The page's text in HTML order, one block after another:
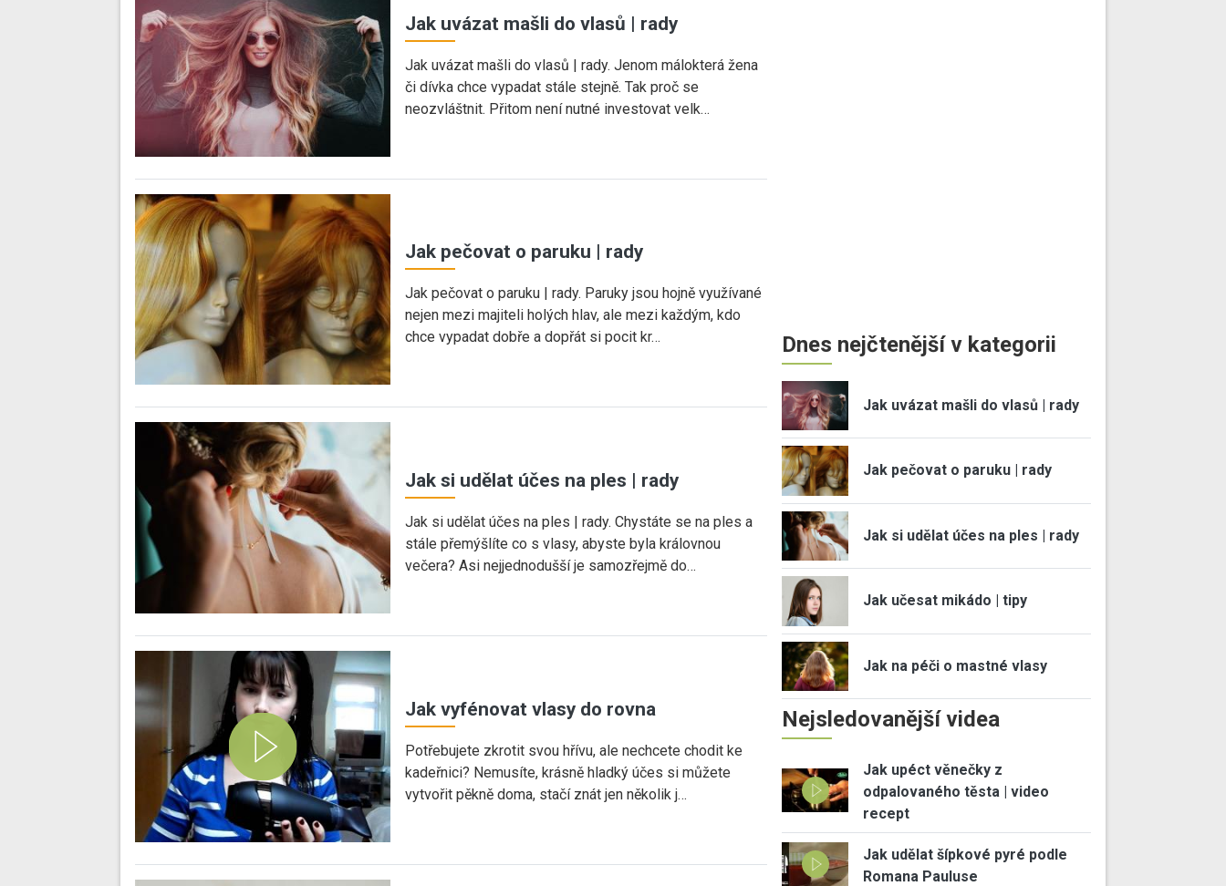
Jak uvázat mašli do vlasů | rady
Jak uvázat mašli do vlasů | rady. Jenom málokterá žena
či dívka chce vypadat stále stejně. Tak proč se
neozvláštnit. Přitom není nutné investovat velk…
Jak pečovat o paruku | rady
Jak pečovat o paruku | rady. Paruky jsou hojně využívané
nejen mezi majiteli holých hlav, ale mezi každým, kdo
chce vypadat dobře a dopřát si pocit kr…
Jak si udělat účes na ples | rady
Jak si udělat účes na ples | rady. Chystáte se na ples a
stále přemýšlíte co s vlasy, abyste byla královnou
večera? Asi nejjednodušší je samozřejmě do…
Jak vyfénovat vlasy do rovna
Potřebujete zkrotit svou hřívu, ale nechcete chodit ke
kadeřnici? Nemusíte, krásně hladký účes si můžete
vytvořit pěkně doma, stačí znát jen několik j…
Dnes nejčtenější v kategorii
Jak uvázat mašli do vlasů | rady
Jak pečovat o paruku | rady
Jak si udělat účes na ples | rady
Jak učesat mikádo | tipy
Jak na péči o mastné vlasy
Nejsledovanější videa
Jak upéct věnečky z
odpalovaného těsta | video
recept
Jak udělat šípkové pyré podle
Romana Pauluse